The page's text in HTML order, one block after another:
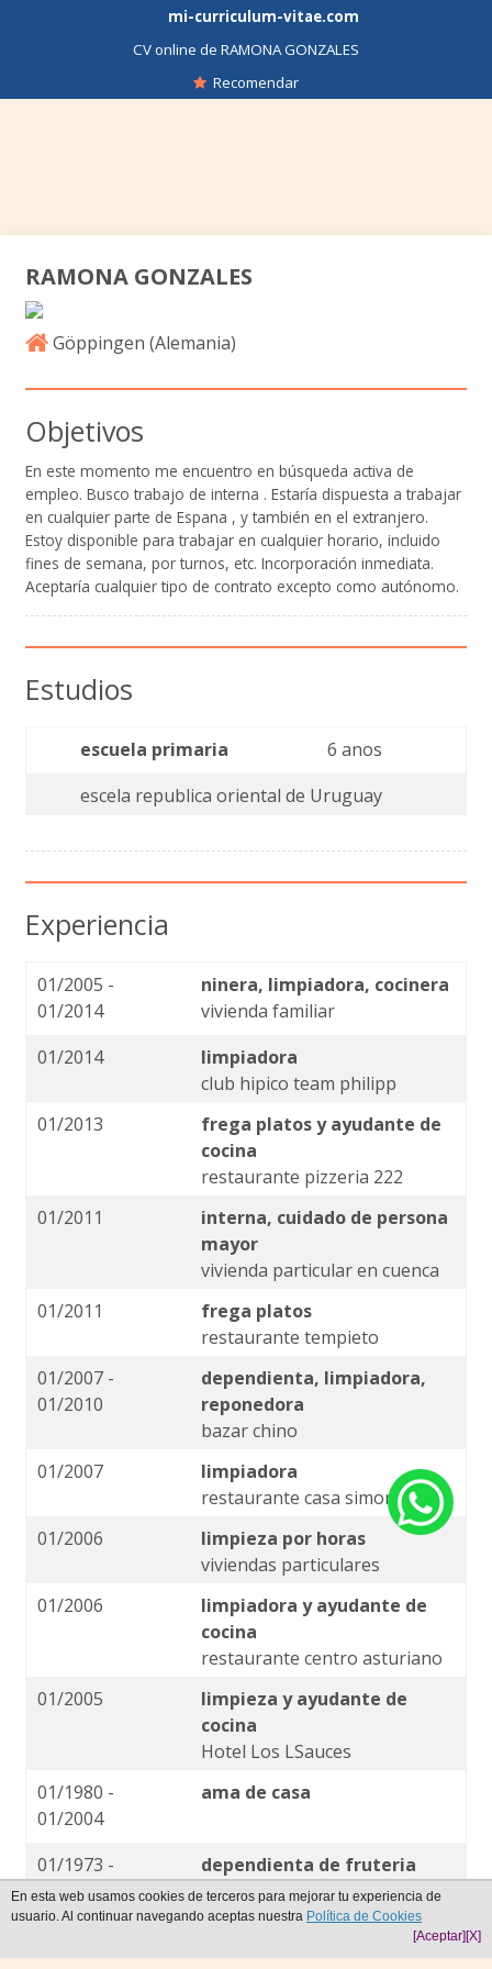
mi-curriculum-vitae.com
CV online de RAMONA GONZALES
Recomendar
RAMONA GONZALES
Göppingen (Alemania)
Objetivos
En este momento me encuentro en búsqueda activa de
empleo. Busco trabajo de interna . Estaría dispuesta a trabajar
en cualquier parte de Espana , y también en el extranjero.
Estoy disponible para trabajar en cualquier horario, incluido
fines de semana, por turnos, etc. Incorporación inmediata.
Aceptaría cualquier tipo de contrato excepto como autónomo.
Estudios
escuela primaria
6 anos
escela republica oriental de Uruguay
Experiencia
01/2005 -
01/2014
ninera, limpiadora, cocinera
vivienda familiar
01/2014
limpiadora
club hipico team philipp
01/2013
frega platos y ayudante de
cocina
restaurante pizzeria 222
01/2011
interna, cuidado de persona
mayor
vivienda particular en cuenca
01/2011
frega platos
restaurante tempieto
01/2007 -
01/2010
dependienta, limpiadora,
reponedora
bazar chino
01/2007
limpiadora
restaurante casa simon
01/2006
limpieza por horas
viviendas particulares
01/2006
limpiadora y ayudante de
cocina
restaurante centro asturiano
01/2005
limpieza y ayudante de
cocina
Hotel Los LSauces
01/1980 -
01/2004
ama de casa
01/1973 -
01/1980
dependienta de fruteria
negocio familiar
En esta web usamos cookies de terceros para mejorar tu experiencia de
usuario. Al continuar navegando aceptas nuestra Política de Cookies
[X]
[Aceptar]